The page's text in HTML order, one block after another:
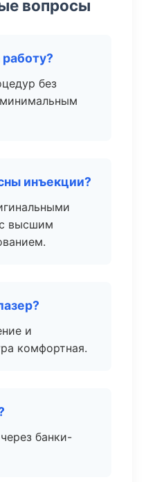
вопросы
без
инъекции?
высшим
и
комфортная.
банки-